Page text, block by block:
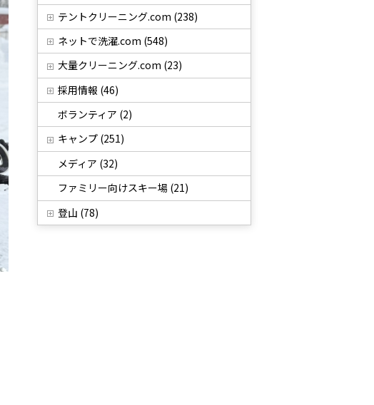
テントクリーニング.com (238)
ネットで洗濯.com (548)
大量クリーニング.com (23)
採用情報 (46)
ボランティア (2)
キャンプ (251)
メディア (32)
ファミリー向けスキー場 (21)
登山 (78)